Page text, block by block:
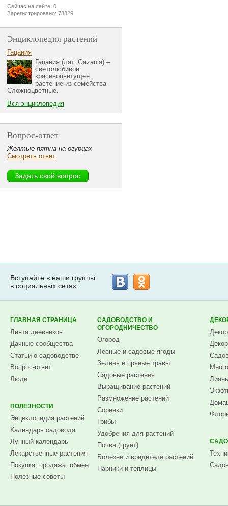
Сейчас на сайте: 0
Зарегистрировано: 78829
Энциклопедия растений
Гацания
Гацания (лат. Gazania) –
светолюбивое
красивоцветущее
растение из семейства
Сложноцветные.
Вся энциклопедия
Вопрос-ответ
Желтые пятна на огурцах
Смотреть ответ
Вступайте в наши группы
в социальных сетях:
ГЛАВНАЯ СТРАНИЦА
Лента дневников
Дачные сообщества
Статьи о садоводстве
Вопрос-ответ
Люди
ПОЛЕЗНОСТИ
Энциклопедия растений
Календарь садовода
Лунный календарь
Лекарственные растения
Покупка, продажа, обмен
Полезные советы
САДОВОДСТВО И
ОГОРОДНИЧЕСТВО
Огород
Лесные и садовые ягоды
Зелень и пряные травы
Садовые растения
Выращивание растений
Размножение растений
Сорняки
Грибы
Удобрения для растений
Почва (грунт)
Болезни и вредители растений
Парники и теплицы